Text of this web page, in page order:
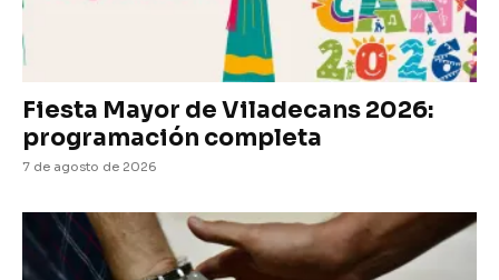
Fiesta Mayor de Viladecans 2026:
programación completa
7 de agosto de 2026